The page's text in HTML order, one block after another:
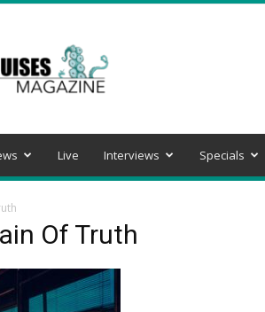
Live Interviews Specials
Of Truth